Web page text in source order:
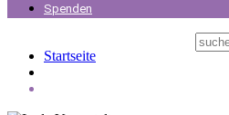
Spenden
Startseite